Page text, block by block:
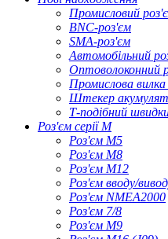
Промисловий
BNC-роз'єм
SMA-роз'єм
Автомобільний
Оптоволоконний
Промислова
Штекер
Т-подібний
Роз'єм серії M
Роз'єм M5
Роз'єм M8
Роз'єм M12
Роз'єм вводу/
Роз'єм NMEA2000
Роз'єм 7/8
Роз'єм M9